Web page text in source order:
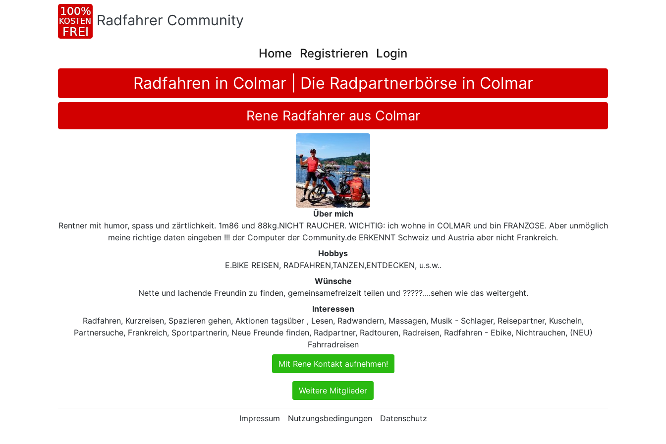
Radfahrer Community
Home Registrieren Login
Radfahren in Colmar | Die Radpartnerbörse in Colmar
Rene Radfahrer aus Colmar
Über mich
Rentner mit humor, spass und zärtlichkeit. 1m86 und 88kg.NICHT RAUCHER. WICHTIG: ich wohne in COLMAR und bin FRANZOSE. Aber unmöglich
meine richtige daten eingeben !!! der Computer der Community.de ERKENNT Schweiz und Austria aber nicht Frankreich.
Hobbys
E.BIKE REISEN, RADFAHREN,TANZEN,ENTDECKEN, u.s.w..
Wünsche
Nette und lachende Freundin zu finden, gemeinsamefreizeit teilen und ?????....sehen wie das weitergeht.
Interessen
Radfahren, Kurzreisen, Spazieren gehen, Aktionen tagsüber , Lesen, Radwandern, Massagen, Musik - Schlager, Reisepartner, Kuscheln,
Partnersuche, Frankreich, Sportpartnerin, Neue Freunde finden, Radpartner, Radtouren, Radreisen, Radfahren - Ebike, Nichtrauchen, (NEU)
Fahrradreisen
Mit Rene Kontakt aufnehmen!
Weitere Mitglieder
Impressum Nutzungsbedingungen Datenschutz